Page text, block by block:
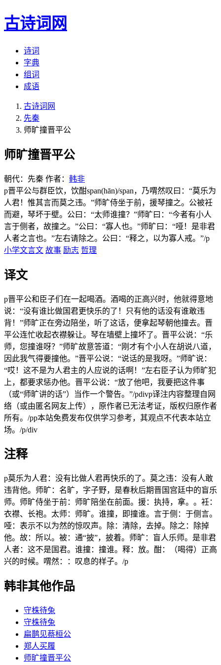
古诗词网
诗词
字典
组词
成语
古诗词网
先秦
师旷撞晋平公
师旷撞晋平公
朝代：先秦 作者： 韩非
p晋平公与群臣饮，饮酣span(hān)/span，乃喟然叹曰：“莫乐为
人君！惟其言而莫之违。”师旷侍坐于前，援琴撞之。公被衽
而避，琴坏于壁。公曰：“太师谁撞？”师旷曰：“今者有小人
言于侧者，故撞之。”公曰：“寡人也。”师旷曰：“哑！是非君
人者之言也。”左右请除之。公曰：“释之，以为寡人戒。”/p
小学文言文 故事 励志 哲理
译文
p晋平公和臣子们在一起喝酒。酒喝的正高兴时，他就得意地
说：“没有谁比做国君更快乐的了！只有他的话没有谁敢违
背！”师旷正在旁边陪坐，听了这话，便拿起琴朝他撞去。晋
平公连忙收起衣襟躲让。琴在墙壁上撞坏了。晋平公说：“乐
师，您撞谁呀？”师旷故意答道：“刚才有个小人在胡说八道，
因此我气得要撞他。”晋平公说：“说话的是我呀。”师旷说：
“哎！这不是为人君主的人应说的话啊！”左右臣子认为师旷犯
上，都要求惩办他。晋平公说：“放了他吧，我要把这件事
（或“师旷讲的话”）当作一个警告。”/pdivp译注内容整理自网
络（或由匿名网友上传），原作者已无法考证，版权归原作者
所有。/pp本站免费发布仅供学习参考，其观点不代表本站立
场。/p/div
注释
p莫乐为人君：没有比做人君再快乐的了。莫之违：没有人敢
违背他。师旷：名旷，字子野，是春秋后期晋国宫廷中的盲乐
师。师旷侍坐于前：师旷陪坐在前面。援：执持，拿。。衽：
衣襟、长袍。太师：师旷。谁撞，即撞谁。言于侧：于侧言。
哑：表示不以为然的惊叹声。除：清除，去掉。除之：除掉
他。故：所以。被：通“披”，披着。师旷：盲人乐师。是非君
人者：这不是国君。谁撞：撞谁。释：放。酣：（喝得）正高
兴的时候。喟然：：叹息的样子。/p
韩非其他作品
守株待兔
守株待兔
扁鹊见蔡桓公
郑人买履
师旷撞晋平公